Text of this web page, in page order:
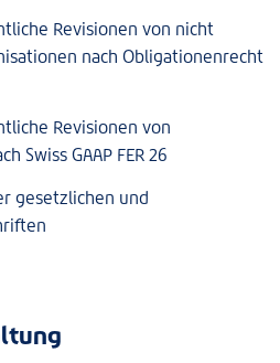
Revisionen von nicht
nach Obligationenrecht
Revisionen von
Swiss GAAP FER 26
gesetzlichen und